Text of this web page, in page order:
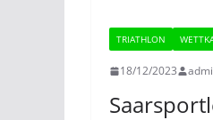
TRIATHLON
18/12/2023